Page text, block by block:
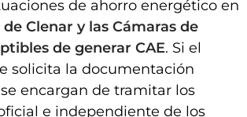
de ahorro energético en
Clenar y las Cámaras de
de generar CAE. Si el
solicita la documentación
encargan de tramitar los
e independiente de los